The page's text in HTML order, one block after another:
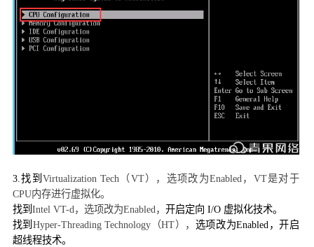
3. 找到 Virtualization Tech （VT），选项改为Enabled ， VT是对于
CPU内存进行虚拟化。
找到Intel VT-d，选项改为Enabled， 开启定向 I/O 虚拟化技术。
找到 Hyper-Threading Technology （HT）， 选项改为Enabled ，开启
超线程技术。